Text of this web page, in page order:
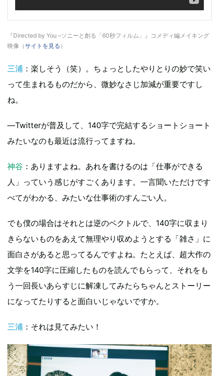
『Directed by You –ソニーと創る「60秒フィルム」』コメディ編メイキング
映像（サイトを見る ）
三浦 ：楽しそう（笑）。ちょっとしたやりとりの妙で笑い
って生まれるものだから、微妙なさじ加減が重要ですし
ね。
―Twitterが普及して、140字で完結するショートショート
みたいなのも最近は流行ってますね。
神谷 ：ありますよね。あれを書けるのは「仕事ができる
人」っていう感じがすごくあります。一言聞いただけです
べてがわかる、みたいな仕事術のすんごい人。
でも僕の場合はそれとは逆のベクトルで、140字に収まり
きらないものをあえて無理やり収めようとする「雑さ」に
面白さがあると思ってるんですよね。たとえば、超大作の
文学を140字に圧縮したものを読んでもらって、それをも
う一回長いあらすじに解凍してみたらちゃんとストーリー
になってたりすると面白いじゃないですか。
三浦 ：それは見てみたい！